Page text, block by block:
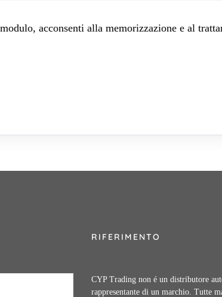
acconsenti alla memorizzazione e al
RIFERIMENTO
CYP Trading non é un distributore
rappresentante di un marchio. Tutte